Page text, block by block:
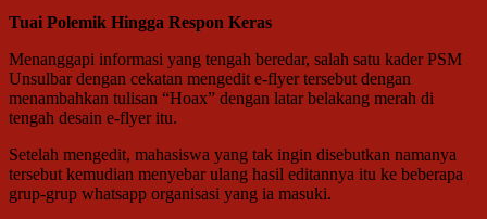
Tuai Polemik Hingga Respon Keras
Menanggapi informasi yang tengah beredar, salah satu kader PSM
Unsulbar dengan cekatan mengedit e-flyer tersebut dengan
menambahkan tulisan “Hoax” dengan latar belakang merah di
tengah desain e-flyer itu.
Setelah mengedit, mahasiswa yang tak ingin disebutkan namanya
tersebut kemudian menyebar ulang hasil editannya itu ke beberapa
grup-grup whatsapp organisasi yang ia masuki.